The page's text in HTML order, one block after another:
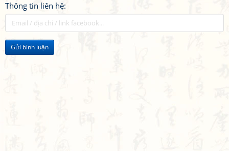
Thông tin liên hệ:
Gửi bình luận